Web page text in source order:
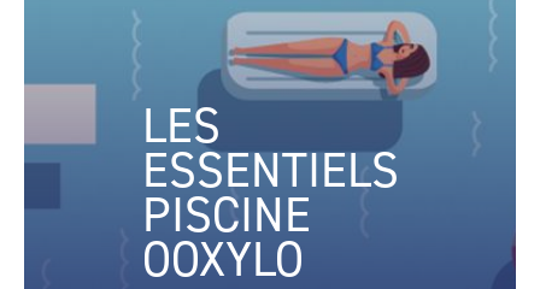
LES
ESSENTIELS
PISCINE
OOXYLO